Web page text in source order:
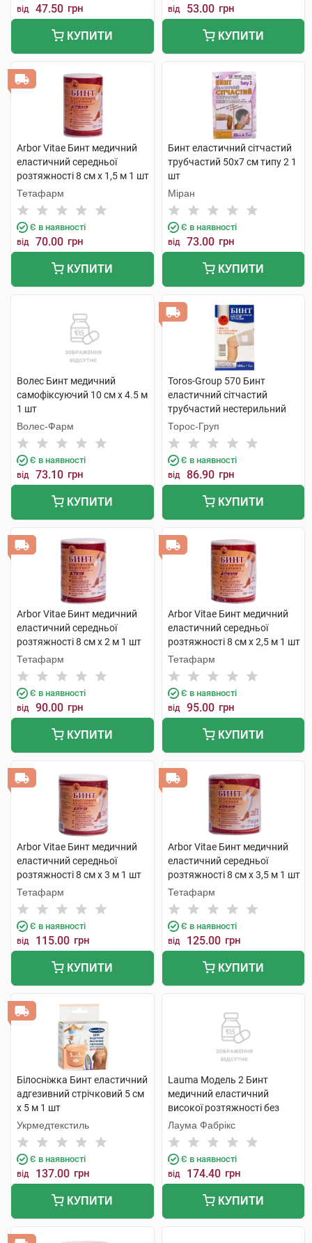
від 47.50 грн
КУПИТИ
від 53.00 грн
КУПИТИ
Arbor Vitae Бинт медичний
еластичний середньої
розтяжності 8 см х 1,5 м 1 шт
Тетафарм
Є в наявності
від 70.00 грн
КУПИТИ
Бинт еластичний сітчастий
трубчастий 50х7 см типу 2 1
шт
Міран
Є в наявності
від 73.00 грн
КУПИТИ
Волес Бинт медичний
самофіксуючий 10 см х 4.5 м
1 шт
Волес-Фарм
Є в наявності
від 73.10 грн
КУПИТИ
Toros-Group 570 Бинт
еластичний сітчастий
трубчастий нестерильний
100х5 см стегно та голова 1
шт
Торос-Груп
Є в наявності
від 86.90 грн
КУПИТИ
Arbor Vitae Бинт медичний
еластичний середньої
розтяжності 8 см х 2 м 1 шт
Тетафарм
Є в наявності
від 90.00 грн
КУПИТИ
Arbor Vitae Бинт медичний
еластичний середньої
розтяжності 8 см х 2,5 м 1 шт
Тетафарм
Є в наявності
від 95.00 грн
КУПИТИ
Arbor Vitae Бинт медичний
еластичний середньої
розтяжності 8 см х 3 м 1 шт
Тетафарм
Є в наявності
від 115.00 грн
КУПИТИ
Arbor Vitae Бинт медичний
еластичний середньої
розтяжності 8 см х 3,5 м 1 шт
Тетафарм
Є в наявності
від 125.00 грн
КУПИТИ
Білосніжка Бинт еластичний
адгезивний стрічковий 5 см
х 5 м 1 шт
Укрмедтекстиль
Є в наявності
від 137.00 грн
КУПИТИ
Lauma Модель 2 Бинт
медичний еластичний
високої розтяжності без
латексу 10 см х 1,1 м 1 шт
Лаума Фабрікс
Є в наявності
від 174.40 грн
КУПИТИ